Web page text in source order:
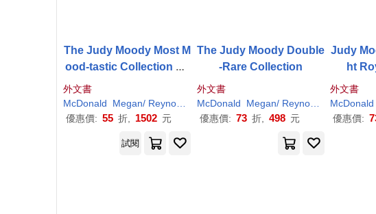
The Judy Moody Most M
ood-tastic Collection Ev
外文書
McDonald
Megan/ Reynolds Peter H. (ILT)
優惠價: 55 折, 1502 元
The Judy Moody Double
-Rare Collection
外文書
McDonald
Megan/ Reynolds Peter H. (
優惠價: 73 折, 498 元
Judy
ht
外文書
McDonald
優惠價:
試閱